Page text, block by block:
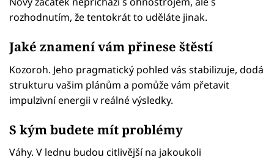
rozhodnutím, že tentokrát to uděláte jinak.
Jaké znamení vám přinese štěstí
Kozoroh. Jeho pragmatický pohled vás stabilizuje, dodá
strukturu vašim plánům a pomůže vám přetavit
impulzivní energii v reálné výsledky.
S kým budete mít problémy
Váhy. V lednu budou citlivější na jakoukoli